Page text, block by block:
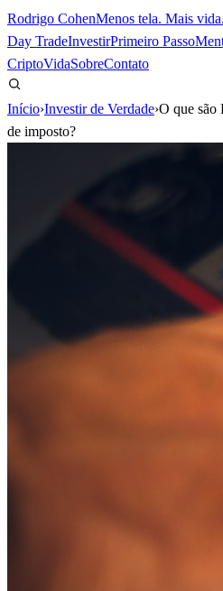
Rodrigo CohenMenos tela. Mais vida.
Day TradeInvestirPrimeiro Passo
CriptoVidaSobreContato
Início›Investir de Verdade›O que são
de imposto?